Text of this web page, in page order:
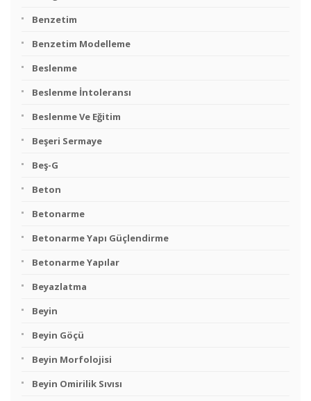
Benzetim
Benzetim Modelleme
Beslenme
Beslenme İntoleransı
Beslenme Ve Eğitim
Beşeri Sermaye
Beş-G
Beton
Betonarme
Betonarme Yapı Güçlendirme
Betonarme Yapılar
Beyazlatma
Beyin
Beyin Göçü
Beyin Morfolojisi
Beyin Omirilik Sıvısı